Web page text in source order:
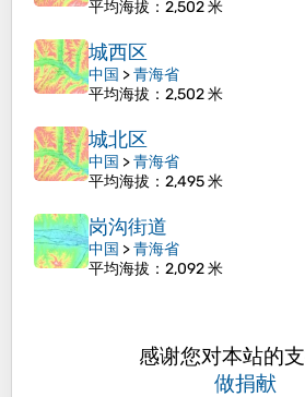
平均海拔 ：2,502 米
城西区
中国 >青海省
平均海拔 ：2,502 米
城北区
中国 >青海省
平均海拔 ：2,495 米
岗沟街道
中国 >青海省
平均海拔 ：2,092 米
感谢您对本站的
做捐献